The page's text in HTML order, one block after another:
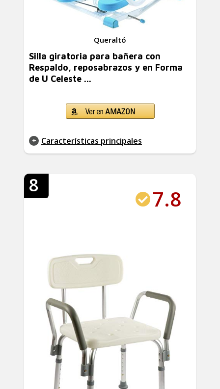
Queraltó
Silla giratoria para bañera con
Respaldo, reposabrazos y en Forma
de U Celeste ...
Características principales
8
7.8